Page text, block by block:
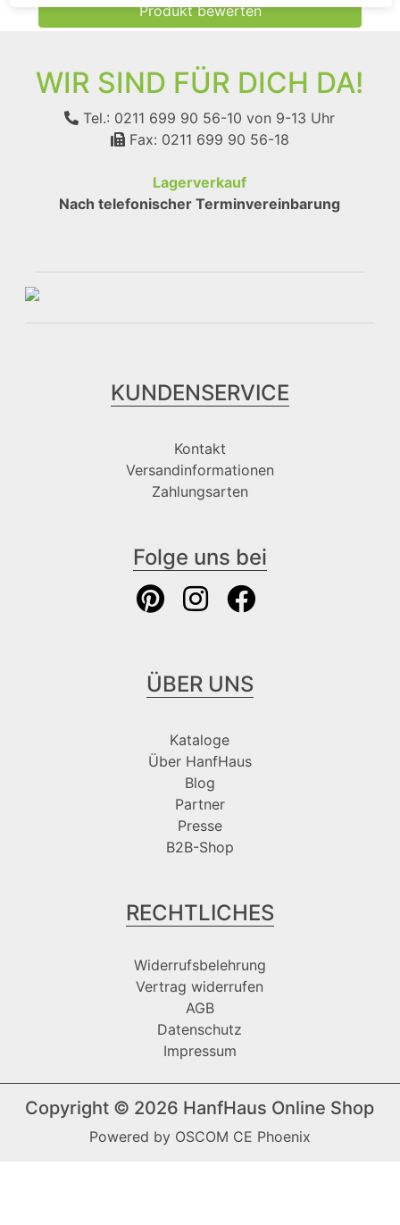
Produkt bewerten
WIR SIND FÜR DICH DA!
Tel.: 0211 699 90 56-10 von 9-13 Uhr
Fax: 0211 699 90 56-18
Lagerverkauf
Nach telefonischer Terminvereinbarung
KUNDENSERVICE
Kontakt
Versandinformationen
Zahlungsarten
Folge uns bei
ÜBER UNS
Kataloge
Über HanfHaus
Blog
Partner
Presse
B2B-Shop
RECHTLICHES
Widerrufsbelehrung
Vertrag widerrufen
AGB
Datenschutz
Impressum
Copyright © 2026 HanfHaus Online Shop
Powered by OSCOM CE Phoenix